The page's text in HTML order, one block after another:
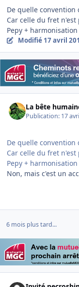
De quelle convention
Car celle du fret n'est
Pepy + harmonisation
Modifié 17 avril
La bête
Publication: 17
De quelle convention
Car celle du fret n'est
Pepy + harmonisation
Non, mais c'est un
6 mois plus tard...